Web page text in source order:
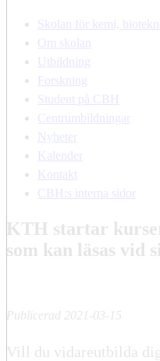
Skolan för kemi,
Om skolan
Utbildning
Forskning
Student på CBH
Centrumbildningar
Nyheter
Kalender
Kontakt
CBH:s interna sidor
KTH startar
som kan läsas vid
Publicerad 2021-03-15
Vill du vidareutbilda